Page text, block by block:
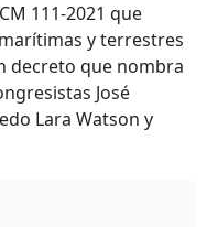
111-2021 que
y terrestres
decreto que nombra
José
Lara Watson y